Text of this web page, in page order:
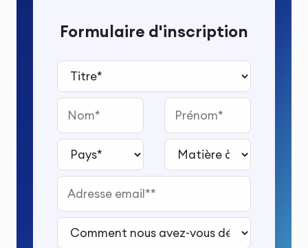
Formulaire d'inscription
Titre*
Nom Prénom
Pays* Matière à étudier*
Adresse email*
Comment nous avez-vous découvert ?*